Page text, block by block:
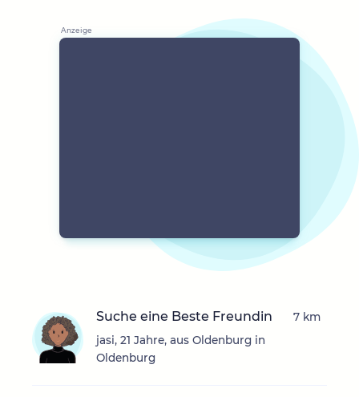
Suche eine Beste Freundin
jasi, 21 Jahre, aus Oldenburg in
Oldenburg
7 km